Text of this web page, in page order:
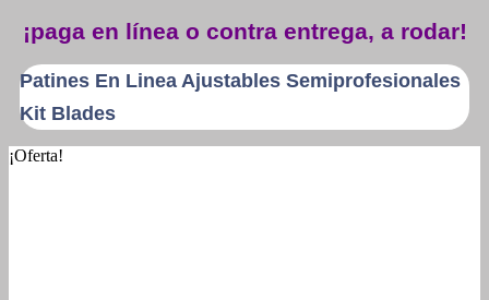
¡paga en línea o contra entrega, a rodar!
Patines En Linea Ajustables Semiprofesionales
Kit Blades
¡Oferta!